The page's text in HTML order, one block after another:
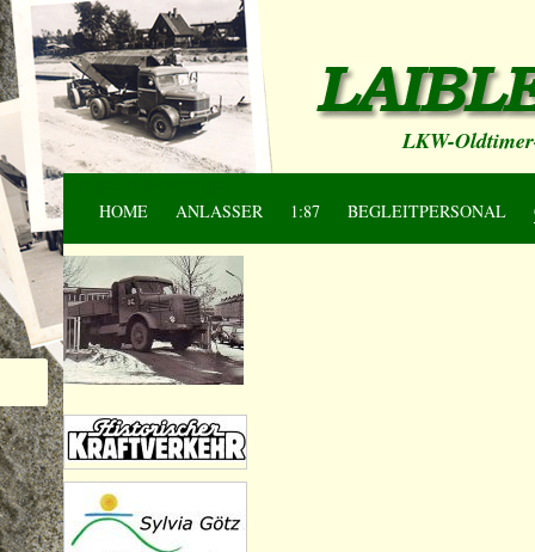
HOME
ANLASSER 1:87 BEGLEITPERSONAL
LKW-